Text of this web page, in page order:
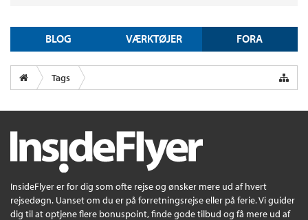
BLOG VÆRKTØJER FORA
Tags
InsideFlyer er for dig som ofte rejse og ønsker mere ud af hvert
rejsedøgn. Uanset om du er på forretningsrejse eller på ferie. Vi guider
dig til at optjene flere bonuspoint, finde gode tilbud og få mere ud af